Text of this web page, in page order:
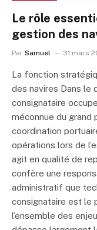
Le rôle
gestion des
Par Samuel 31 mars
La fonction
des navires Dans le
consignataire
méconnue du grand
coordination
opérations lors de
agit en qualité de
confère une
administratif que
consignataire est le
l’ensemble des